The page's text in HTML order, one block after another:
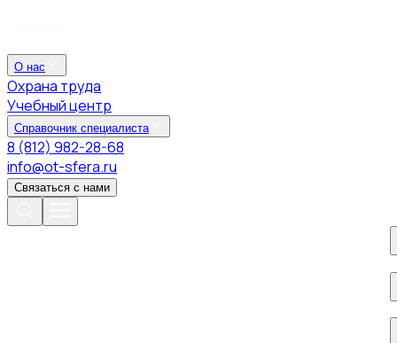
О нас
Охрана труда
Учебный центр
Справочник специалиста
8 (812) 982-28-68
info@ot-sfera.ru
Связаться с нами